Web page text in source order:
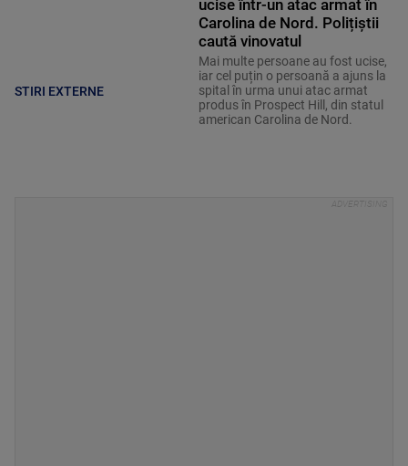
STIRI EXTERNE
ucise într-un atac armat în
Carolina de Nord. Polițiștii
caută vinovatul
Mai multe persoane au fost ucise,
iar cel puțin o persoană a ajuns la
spital în urma unui atac armat
produs în Prospect Hill, din statul
american Carolina de Nord.